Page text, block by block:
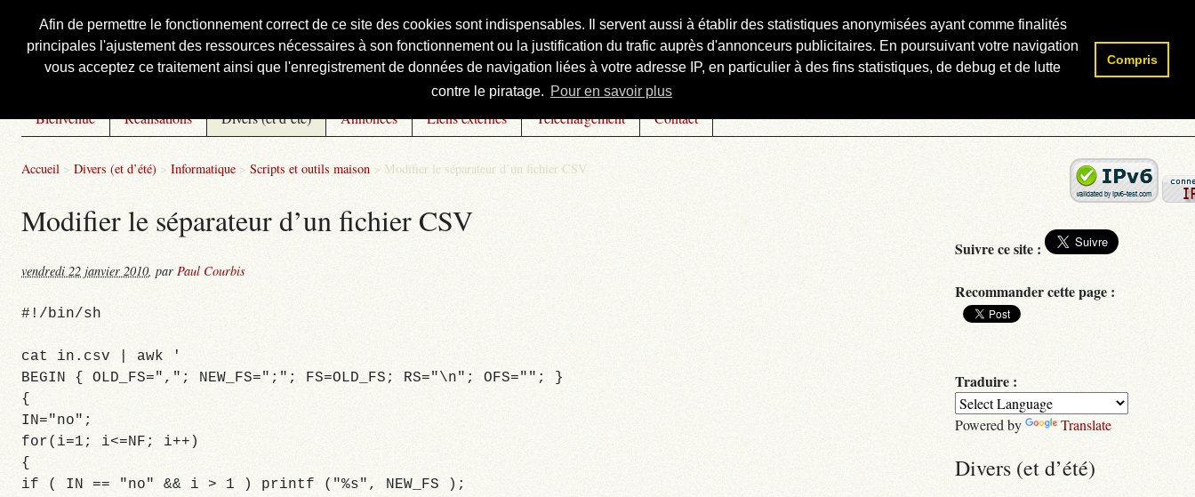
Afin de permettre le fonctionnement correct de ce site des cookies sont indispensables. Il servent aussi à établir des statistiques anonymisées ayant comme finalités
principales l'ajustement des ressources nécessaires à son fonctionnement ou la justification du trafic auprès d'annonceurs publicitaires. En poursuivant votre navigation
vous acceptez ce traitement ainsi que l'enregistrement de données de navigation liées à votre adresse IP, en particulier à des fins statistiques, de debug et de lutte
contre le piratage. Pour en savoir plus
Compris
Courbis, « LE » Blog Officiel
Bienvenue Réalisations Divers (et d’été) Annonces Liens externes Téléchargement Contact
Accueil > Divers (et d’été) > Informatique > Scripts et outils maison > Modifier le séparateur d’un fichier CSV
Modifier le séparateur d’un fichier CSV
vendredi 22 janvier 2010, par Paul Courbis
#!/bin/sh
cat in.csv | awk '
BEGIN { OLD_FS=","; NEW_FS=";"; FS=OLD_FS; RS="\n"; OFS=""; }
{
IN="no";
for(i=1; i<=NF; i++)
{
if ( IN == "no" && i > 1 ) printf ("%s", NEW_FS );
Rechercher :
Suivre ce site :
Recommander cette page :
Traduire :
Powered by Translate
Divers (et d’été)